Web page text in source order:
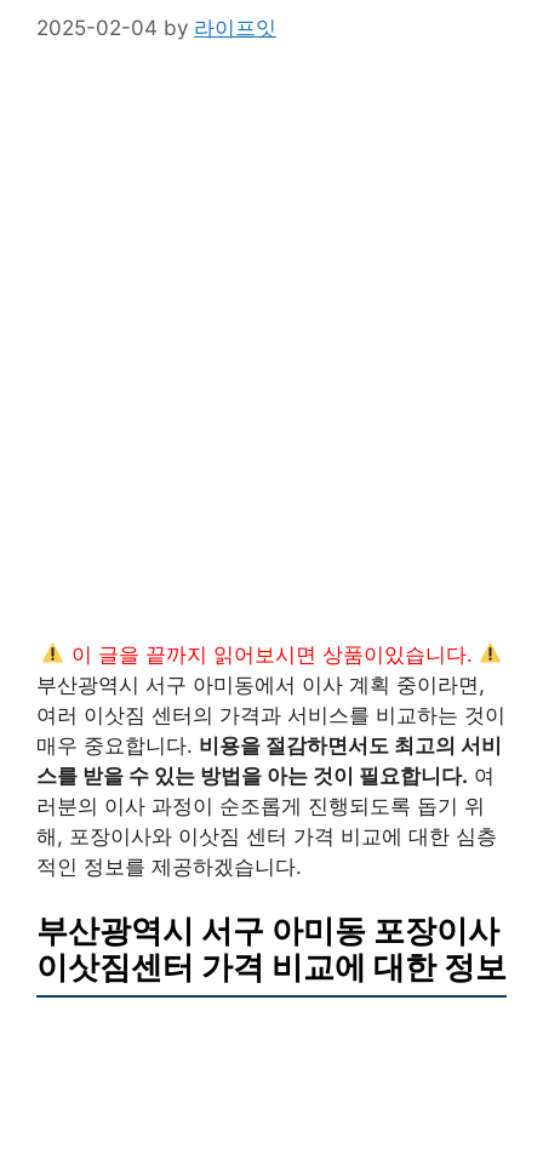
2025-02-04 by 라이프잇
이 글을 끝까지 읽어보시면 상품이있습니다.
부산광역시 서구 아미동에서 이사 계획 중이라면,
여러 이삿짐 센터의 가격과 서비스를 비교하는 것이
매우 중요합니다. 비용을 절감하면서도 최고의 서비
스를 받을 수 있는 방법을 아는 것이 필요합니다. 여
러분의 이사 과정이 순조롭게 진행되도록 돕기 위
해, 포장이사와 이삿짐 센터 가격 비교에 대한 심층
적인 정보를 제공하겠습니다.
부산광역시 서구 아미동 포장이사
이삿짐센터 가격 비교에 대한 정보